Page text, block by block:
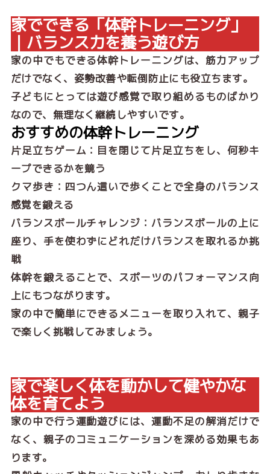
家でできる「体幹トレーニング」
｜バランス力を養う遊び方
家の中でもできる体幹トレーニングは、筋力アップ
だけでなく、姿勢改善や転倒防止にも役立ちます。
子どもにとっては遊び感覚で取り組めるものばかり
なので、無理なく継続しやすいです。
おすすめの体幹トレーニング
片足立ちゲーム：目を閉じて片足立ちをし、何秒キ
ープできるかを競う
クマ歩き：四つん這いで歩くことで全身のバランス
感覚を鍛える
バランスボールチャレンジ：バランスボールの上に
座り、手を使わずにどれだけバランスを取れるか挑
戦
体幹を鍛えることで、スポーツのパフォーマンス向
上にもつながります。
家の中で簡単にできるメニューを取り入れて、親子
で楽しく挑戦してみましょう。
家で楽しく体を動かして健やかな
体を育てよう
家の中で行う運動遊びには、運動不足の解消だけで
なく、親子のコミュニケーションを深める効果もあ
ります。